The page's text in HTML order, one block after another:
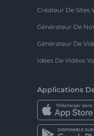
Créateur De Sites
Générateur De
Générateur De
Idées De Vidéos
Applications